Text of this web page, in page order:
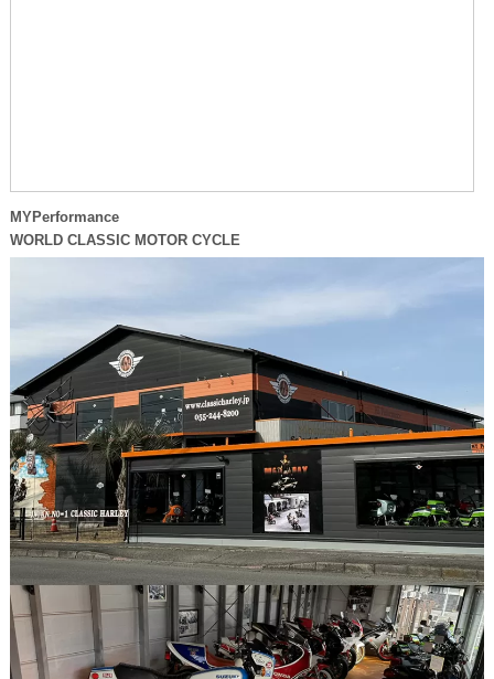
MYPerformance
WORLD CLASSIC MOTOR CYCLE